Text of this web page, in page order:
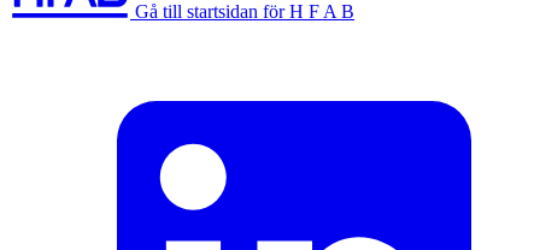
Gå till startsidan för H F A B